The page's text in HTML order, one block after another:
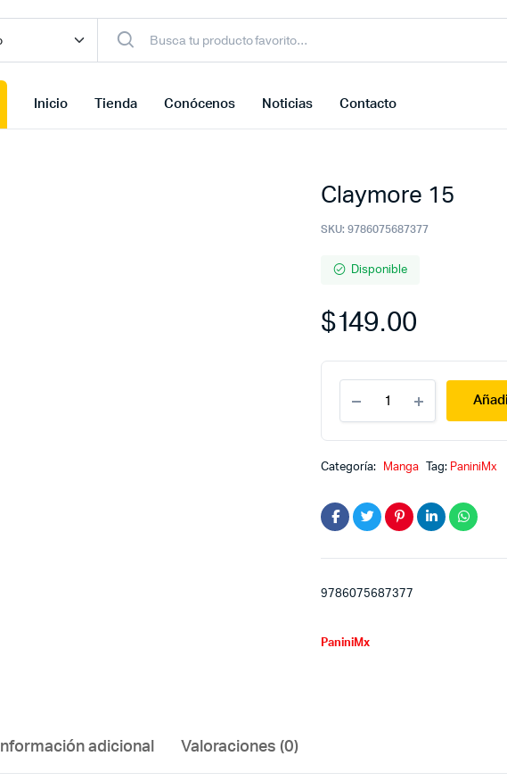
Inicio Tienda Conócenos Noticias Contacto
Claymore 15
SKU: 9786075687377
Disponible
$149.00
quantity
Categoría: Manga Tag: PaniniMx
9786075687377
PaniniMx
Información adicional Valoraciones (0)